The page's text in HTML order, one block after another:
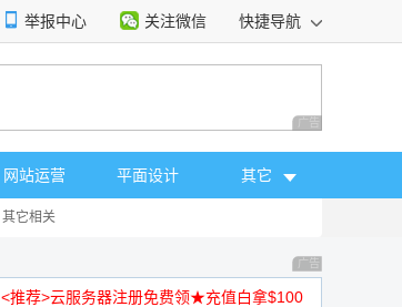
举报中心 关注微信 快捷导航
广告 商业广告，理
网站运营 平面设计 其它
其它相关
广告 商业广告，理
<推荐>云服务器注册免费领★充值白拿$100